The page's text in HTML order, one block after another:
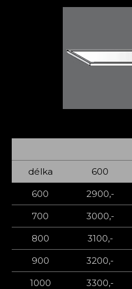
délka
600
600
2900,-
700
3000,-
800
3100,-
900
3200,-
1000
3300,-